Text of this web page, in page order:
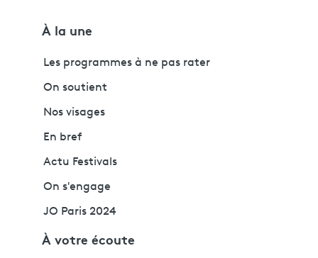
À la une
Les programmes à ne pas rater
On soutient
Nos visages
En bref
Actu Festivals
On s'engage
JO Paris 2024
À votre écoute